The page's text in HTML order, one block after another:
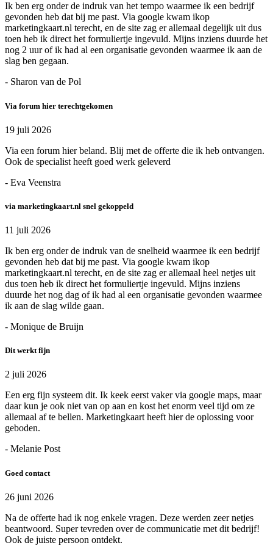
Ik ben erg onder de indruk van het tempo waarmee ik een bedrijf
gevonden heb dat bij me past. Via google kwam ikop
marketingkaart.nl terecht, en de site zag er allemaal degelijk uit dus
toen heb ik direct het formuliertje ingevuld. Mijns inziens duurde het
nog 2 uur of ik had al een organisatie gevonden waarmee ik aan de
slag ben gegaan.
- Sharon van de Pol
Via forum hier terechtgekomen
19 juli 2026
Via een forum hier beland. Blij met de offerte die ik heb ontvangen.
Ook de specialist heeft goed werk geleverd
- Eva Veenstra
via marketingkaart.nl snel gekoppeld
11 juli 2026
Ik ben erg onder de indruk van de snelheid waarmee ik een bedrijf
gevonden heb dat bij me past. Via google kwam ikop
marketingkaart.nl terecht, en de site zag er allemaal heel netjes uit
dus toen heb ik direct het formuliertje ingevuld. Mijns inziens
duurde het nog dag of ik had al een organisatie gevonden waarmee
ik aan de slag wilde gaan.
- Monique de Bruijn
Dit werkt fijn
2 juli 2026
Een erg fijn systeem dit. Ik keek eerst vaker via google maps, maar
daar kun je ook niet van op aan en kost het enorm veel tijd om ze
allemaal af te bellen. Marketingkaart heeft hier de oplossing voor
geboden.
- Melanie Post
Goed contact
26 juni 2026
Na de offerte had ik nog enkele vragen. Deze werden zeer netjes
beantwoord. Super tevreden over de communicatie met dit bedrijf!
Ook de juiste persoon ontdekt.